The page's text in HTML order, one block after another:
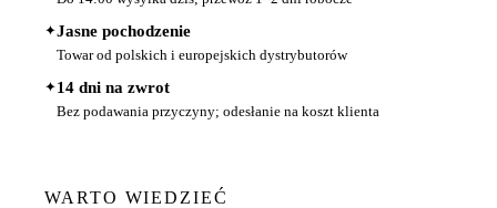
✦Jasne pochodzenie
Towar od polskich i europejskich dystrybutorów
✦14 dni na zwrot
Bez podawania przyczyny; odesłanie na koszt klienta
WARTO WIEDZIEĆ